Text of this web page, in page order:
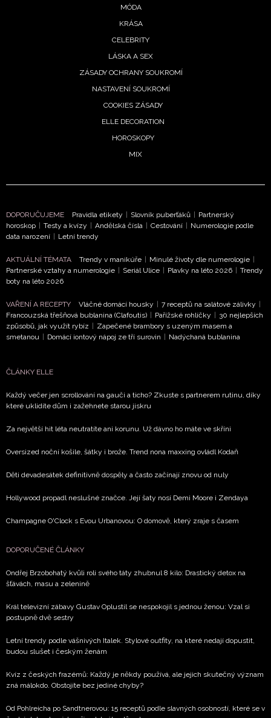
NEWSLETTER
Přihlášením k newsletteru souhlasíte s Obchodními
podmínkami společnosti BurdaMedia Extra s.r.o.
potvrzujete, že jste se seznámili se Zásadami
Vašimi údaji pracovat zejména k organizaci a
Chcete navíc dostávat i další zajímavé a exkluzivní
zpracováním údajů k tomuto účelu podleZásad ochrany
MÓDA
KRÁSA
CELEBRITY
LÁSKA A SEX
ZÁSADY OCHRANY SOUKROMÍ
NASTAVENÍ SOUKROMÍ
COOKIES ZÁSADY
ELLE DECORATION
HOROSKOPY
MIX
DOPORUČUJEME Pravidla etikety Slovník puberťáků
Partnerský
horoskop
Testy a kvízy Andělská čísla Cestování
Numerologie podle
data narození
Letní trendy
AKTUÁLNÍ TÉMATA Trendy v manikúře Minulé životy dle numerologie
Partnerské vztahy a numerologie
Seriál Ulice Plavky na léto 2026
Trendy
boty na léto 2026
VAŘENÍ A RECEPTY Vláčné domácí housky 7 receptů na salátové zálivky
Francouzská třešňová bublanina (Clafoutis)
Pařížské rohlíčky
30 nejlepších
způsobů, jak využít rybíz
Zapečené brambory s uzeným masem a
smetanou
Domácí iontový nápoj ze tří surovin Nadýchaná bublanina
ČLÁNKY ELLE
Každý večer jen scrollování na gauči a ticho? Zkuste s partnerem rutinu, díky
které uklidíte dům i zažehnete starou jiskru
Za největší hit léta neutratíte ani korunu. Už dávno ho máte ve skříni
Oversized noční košile, šátky i brože. Trend nona maxxing ovládl Kodaň
Děti devadesátek definitivně dospěly a často začínají znovu od nuly
Hollywood propadl neslušné značce. Její šaty nosí Demi Moore i Zendaya
Champagne O'Clock s Evou Urbanovou: O domově, který zraje s časem
DOPORUČENÉ ČLÁNKY
Ondřej Brzobohatý kvůli roli svého táty zhubnul 8 kilo: Drastický detox na
šťávách, masu a zelenině
Král televizní zábavy Gustav Oplustil se nespokojil s jednou ženou: Vzal si
postupně dvě sestry
Letní trendy podle vášnivých Italek. Stylové outfity, na které nedají dopustit,
budou slušet i českým ženám
Kvíz z českých frazémů: Každý je někdy používá, ale jejich skutečný význam
zná málokdo. Obstojíte bez jediné chyby?
Od Pohlreicha po Sandtnerovou: 15 receptů podle slavných osobností, které se v